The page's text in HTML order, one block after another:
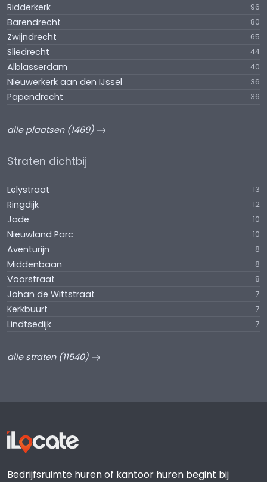
Ridderkerk 96
Barendrecht 80
Zwijndrecht 65
Sliedrecht 44
Alblasserdam 40
Nieuwerkerk aan den IJssel 36
Papendrecht 36
alle plaatsen (1469)
Straten dichtbij
Lelystraat 13
Ringdijk 12
Jade 10
Nieuwland Parc 10
Aventurijn 8
Middenbaan 8
Voorstraat 8
Johan de Wittstraat 7
Kerkbuurt 7
Lindtsedijk 7
alle straten (11540)
Bedrijfsruimte huren of kantoor huren begint bij